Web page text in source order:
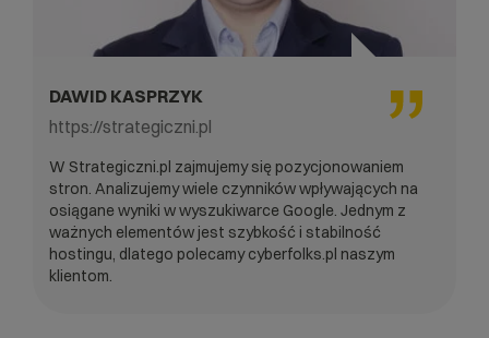
DAWID KASPRZYK
https://strategiczni.pl
W Strategiczni.pl zajmujemy się pozycjonowaniem
stron. Analizujemy wiele czynników wpływających na
osiągane wyniki w wyszukiwarce Google. Jednym z
ważnych elementów jest szybkość i stabilność
hostingu, dlatego polecamy cyberfolks.pl naszym
klientom.